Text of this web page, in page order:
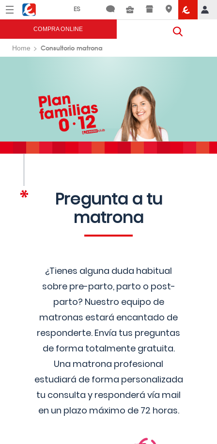
Menú Eroski
COMPRA ONLINE
Home Consultorio matrona
Pregunta a tu
matrona
¿Tienes alguna duda habitual
sobre pre-parto, parto o post-
parto? Nuestro equipo de
matronas estará encantado de
responderte. Envía tus preguntas
de forma totalmente gratuita.
Una matrona profesional
estudiará de forma personalizada
tu consulta y responderá vía mail
en un plazo máximo de 72 horas.